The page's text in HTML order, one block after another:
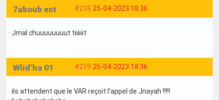
#218 25-04-2023 18:36
7aboub est
Jmal chuuuuuuuut tiiiiiit
#219 25-04-2023 18:36
Wlid'ha 01
ils attendent que le VAR reçoit l'appel de Jnayah !!!!!